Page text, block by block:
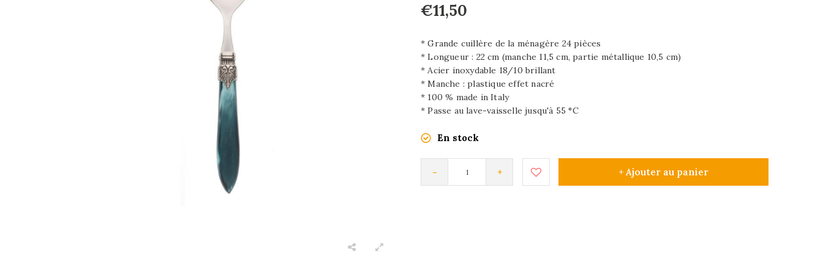
€11,50
* Grande cuillère de la ménagère 24 pièces
* Longueur : 22 cm (manche 11,5 cm, partie métallique 10,5 cm)
* Acier inoxydable 18/10 brillant
* Manche : plastique effet nacré
* 100 % made in Italy
* Passe au lave-vaisselle jusqu'à 55 °C
En stock
- + + Ajouter au panier